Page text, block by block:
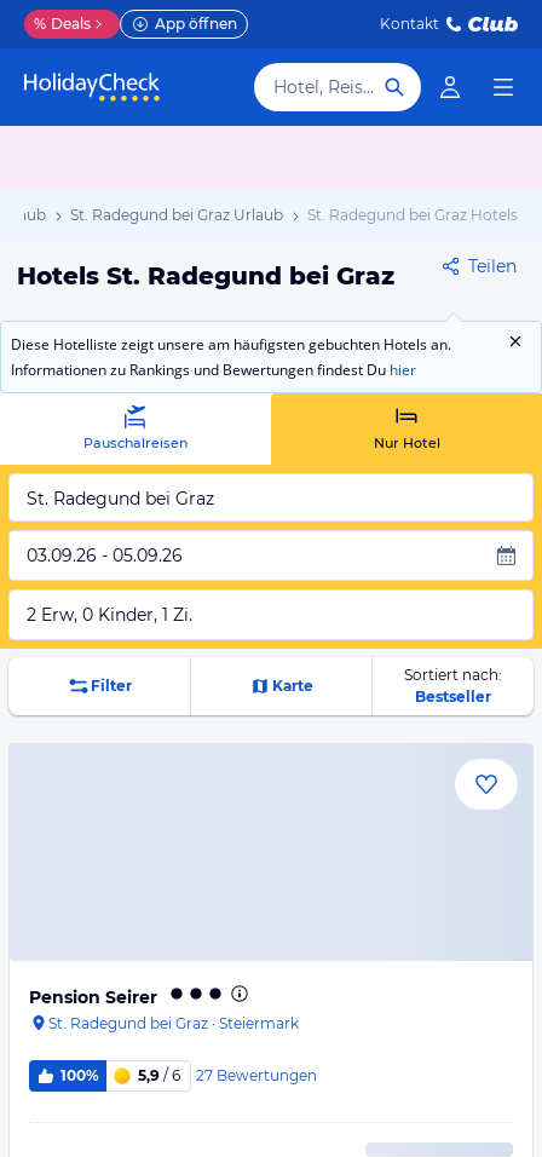
% Deals App öffnen Kontakt
Hotel, Reiseziel
St. Radegund bei Graz Urlaub St. Radegund bei Graz Hotels
Hotels St. Radegund bei Graz Teilen
Diese Hotelliste zeigt unsere am häufigsten gebuchten Hotels an.
Informationen zu Rankings und Bewertungen findest Du hier
Pauschalreisen Nur Hotel
St. Radegund bei Graz
03.09.26 - 05.09.26
2 Erw, 0 Kinder, 1 Zi.
Filter Karte
Sortiert nach:
Bestseller
Pension Seirer
St. Radegund bei Graz · Steiermark
100% 5,9 / 6 27 Bewertungen